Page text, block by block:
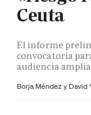
Ceuta
El informe
convocatoria
audiencia
Borja Méndez y David